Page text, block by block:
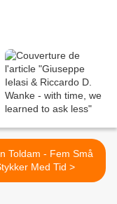
Toldam - Fem Små
Stykker Med Tid >